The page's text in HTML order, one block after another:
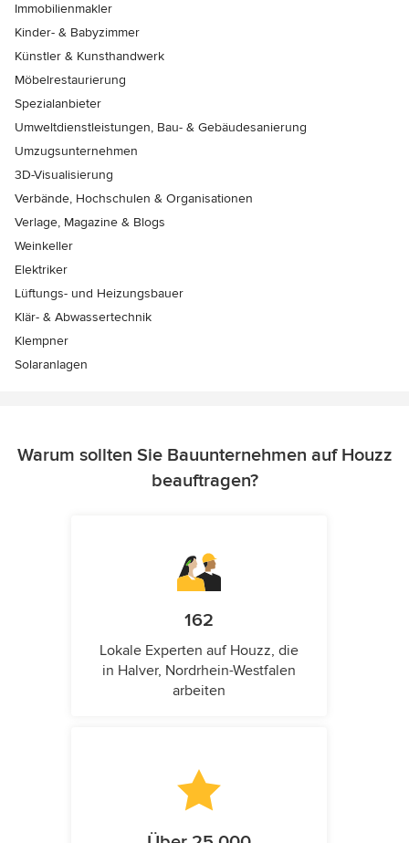
Immobilienmakler
Kinder- & Babyzimmer
Künstler & Kunsthandwerk
Möbelrestaurierung
Spezialanbieter
Umweltdienstleistungen, Bau- & Gebäudesanierung
Umzugsunternehmen
3D-Visualisierung
Verbände, Hochschulen & Organisationen
Verlage, Magazine & Blogs
Weinkeller
Elektriker
Lüftungs- und Heizungsbauer
Klär- & Abwassertechnik
Klempner
Solaranlagen
Warum sollten Sie Bauunternehmen auf Houzz
beauftragen?
162
Lokale Experten auf Houzz, die
in Halver, Nordrhein-Westfalen
arbeiten